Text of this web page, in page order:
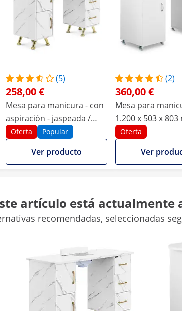
(5)
258,00 €
Mesa para manicura - con
aspiración - jaspeada /
dorada - 3 cajones -
reposamanos
Oferta Popular
Ver producto
(2)
360,00 €
Mesa para
1.200 x 503 x 803 mm -
blanco - 8 ruedas
aspirado y
Oferta
Ver
Sí Sí
50 kg
Comparar más atributos
artículo está actualmente
recomendadas, seleccionadas